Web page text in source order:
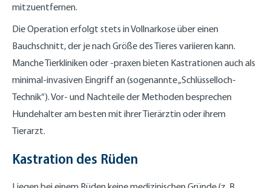
mitzuentfernen.
Die Operation erfolgt stets in Vollnarkose über einen
Bauchschnitt, der je nach Größe des Tieres variieren kann.
Manche Tierkliniken oder -praxen bieten Kastrationen auch als
minimal-invasiven Eingriff an (sogenannte „Schlüsselloch-
Technik“). Vor- und Nachteile der Methoden besprechen
Hundehalter am besten mit ihrer Tierärztin oder ihrem
Tierarzt.
Kastration des Rüden